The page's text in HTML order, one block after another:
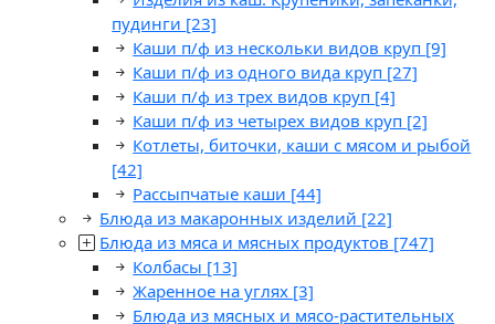
пудинги [23]
Каши п/ф из нескольки видов круп [9]
Каши п/ф из одного вида круп [27]
Каши п/ф из трех видов круп [4]
Каши п/ф из четырех видов круп [2]
Котлеты, биточки, каши с мясом и рыбой
[42]
Рассыпчатые каши [44]
Блюда из макаронных изделий [22]
Блюда из мяса и мясных продуктов [747]
Колбасы [13]
Жаренное на углях [3]
Блюда из мясных и мясо-растительных